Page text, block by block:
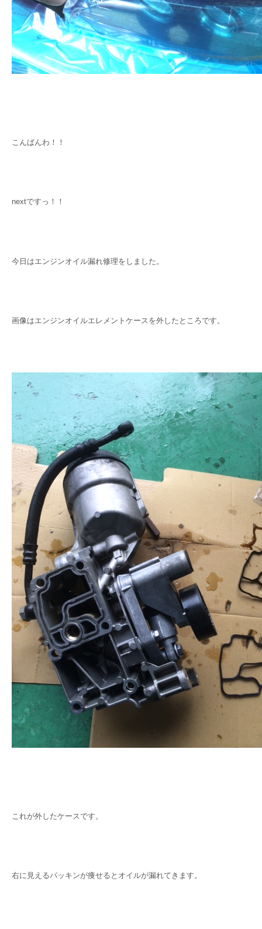
こんばんわ！！
nextですっ！！
今日はエンジンオイル漏れ修理をしました。
画像はエンジンオイルエレメントケースを外したところです。
これが外したケースです。
右に見えるパッキンが痩せるとオイルが漏れてきます。